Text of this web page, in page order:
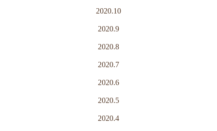
2020.10
2020.9
2020.8
2020.7
2020.6
2020.5
2020.4